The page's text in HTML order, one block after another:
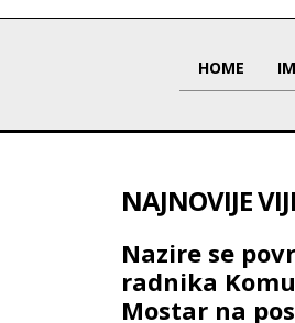
HOME
NAJNOVIJE
Nazire se
radnika
Mostar na